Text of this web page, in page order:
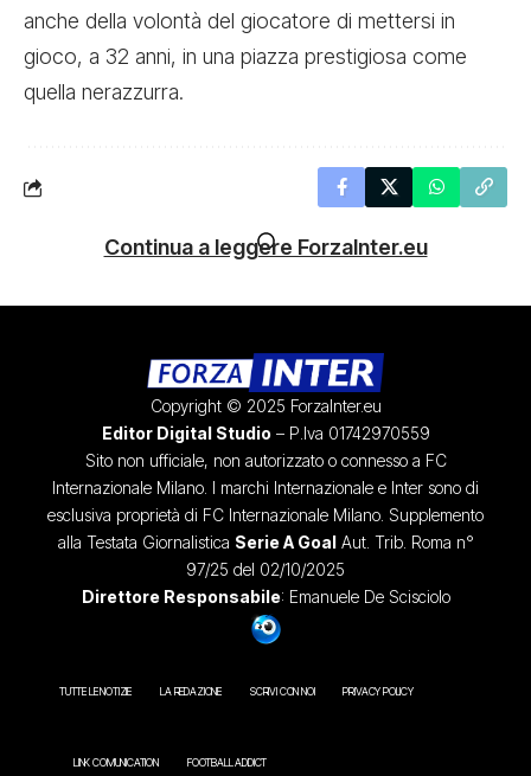
anche della volontà del giocatore di mettersi in
gioco, a 32 anni, in una piazza prestigiosa come
quella nerazzurra.
Continua a leggere ForzaInter.eu
Copyright © 2025 ForzaInter.eu
Editor Digital Studio – P.Iva 01742970559
Sito non ufficiale, non autorizzato o connesso a FC
Internazionale Milano. I marchi Internazionale e Inter sono di
esclusiva proprietà di FC Internazionale Milano. Supplemento
alla Testata Giornalistica Serie A GoalAut. Trib. Roma n°
97/25 del 02/10/2025
Direttore Responsabile: Emanuele De Scisciolo
TUTTE LE NOTIZIE LA REDAZIONE SCRIVI CON NOI PRIVACY POLICY
LINK COMUNICATION FOOTBALL ADDICT